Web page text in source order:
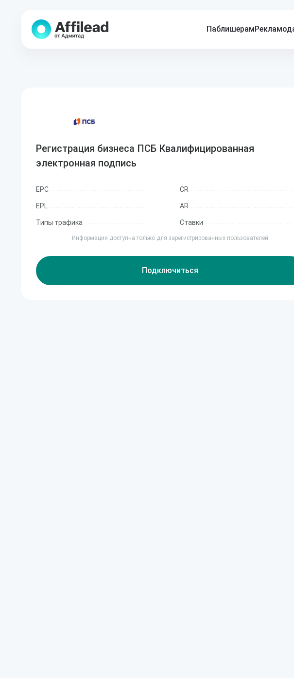
Паблишерам
Регистрация бизнеса ПСБ Квалифицированная
электронная подпись
EPC CR
EPL AR
Типы трафика Ставки
Информация доступна только для зарегистрированных пользователей
Подключиться